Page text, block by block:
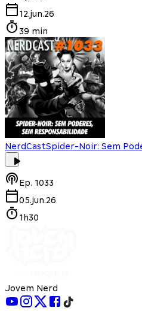
12.jun.26
39 min
NerdCastSpider-Noir: Sem
Ep. 1033
05.jun.26
1h30
Jovem Nerd